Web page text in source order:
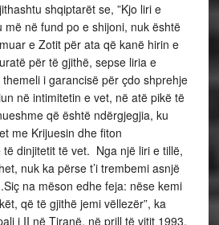
shqiptarët se, ”Kjo liri e
më në fund po e shijoni, nuk është
e Zotit për ata që kanë hirin e
për të gjithë, sepse liria e
i garancisë për çdo shprehje
në intimitetin e vet, në atë pikë të
që është ndërgjegjia, ku
me Krijuesin dhe fiton
dinjitetit të vet. Nga një liri e tillë,
nuk ka përse t’i trembemi asnjë
na mëson edhe feja: nëse kemi
që të gjithë jemi vëllezër”, ka
i II në Tiranë, në prill të vitit 1993.